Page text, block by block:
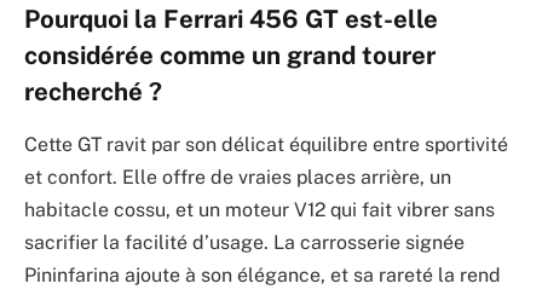
Pourquoi la Ferrari 456 GT est-elle
considérée comme un grand tourer
recherché ?
Cette GT ravit par son délicat équilibre entre sportivité
et confort. Elle offre de vraies places arrière, un
habitacle cossu, et un moteur V12 qui fait vibrer sans
sacrifier la facilité d’usage. La carrosserie signée
Pininfarina ajoute à son élégance, et sa rareté la rend